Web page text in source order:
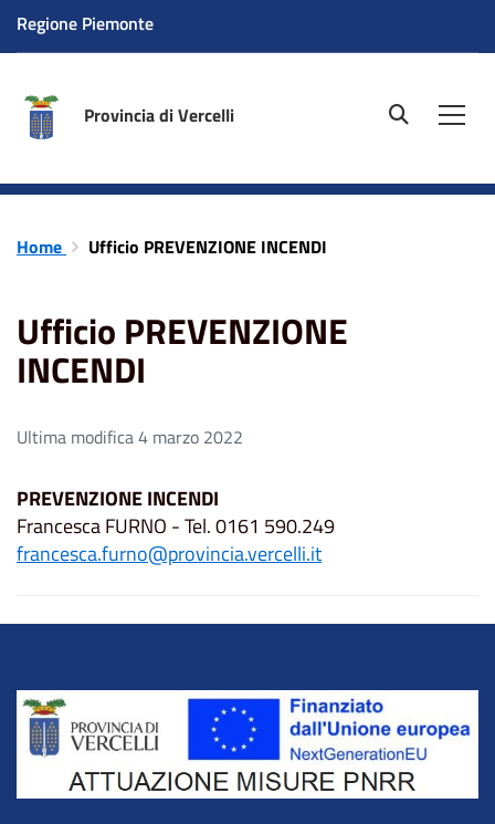
Regione Piemonte
Provincia di Vercelli site.searc
Home Ufficio PREVENZIONE INCENDI
Ufficio PREVENZIONE
INCENDI
Ultima modifica 4 marzo 2022
PREVENZIONE INCENDI
Francesca FURNO - Tel. 0161 590.249
francesca.furno@provincia.vercelli.it
Title